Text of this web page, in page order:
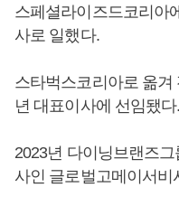
스페셜라이즈드코리아
사로 일했다.
스타벅스코리아로 옮겨
년 대표이사에 선임됐다.
2023년 다이닝브랜즈
사인 글로벌고메이서